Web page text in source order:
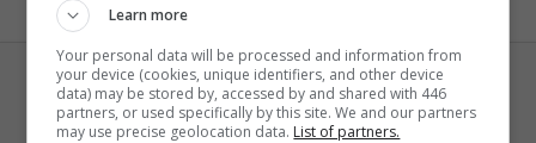
Learn more
Your personal data will be processed and information from
your device (cookies, unique identifiers, and other device
data) may be stored by, accessed by and shared with 446
partners, or used specifically by this site. We and our partners
may use precise geolocation data. List of partners.